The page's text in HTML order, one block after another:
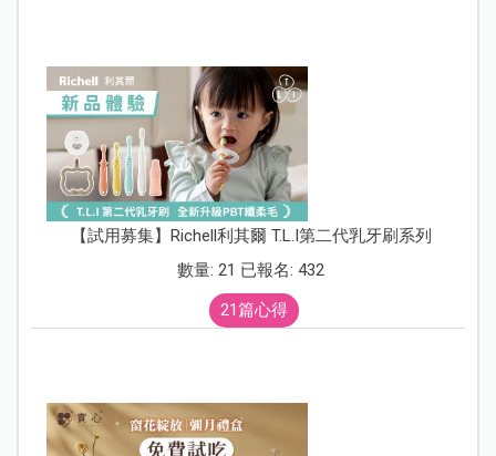
【試用募集】Richell利其爾 T.L.I第二代乳牙刷系列
數量: 21 已報名: 432
21篇心得